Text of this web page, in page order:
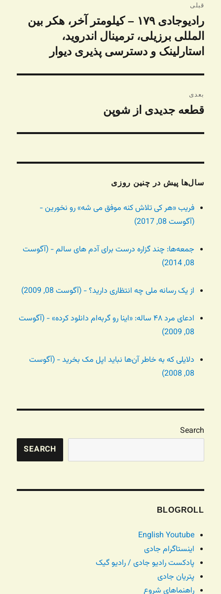
نوشته
قبلی
نوشته
قبلی:
رادیوجادی ۱۷۹ – کیلومتر آخر، هکر بین
المللی برزیلی، ترمینال اندروید،
استارلینک و دسترسی پذیری دیوار
بعدی
نوشته
قطعه جدیدی از شوپن
سال‌ها پیش در چنین روزی
فریب «هر کی تلاش کنه موفق می شه» رو نخورین -
(آگوست 08, 2017)
جمعه‌ها: چند گزاره درست برای آدم های سالم - (آگوست
08, 2014)
از یک رسانه ملی چه انتظاری دارید؟ - (آگوست 08, 2009)
ادعای مرد ۴۸ ساله: «اینا رو گربه‌ام دانلود کرده» - (آگوست
08, 2009)
دلایلی که به خاطر آن‌ها نباید اپل مک بخرید - (آگوست
08, 2008)
Search
SEARCH
BLOGROLL
English Youtube
اینستاگرام جادی
پادکست رادیو جادی / رادیو گیک
پتریان جادی
راهنماهای شروع